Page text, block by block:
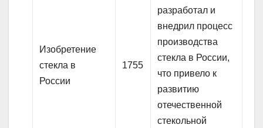
Изобретение
стекла в
России
1755
разработал и
внедрил процесс
производства
стекла в России,
что привело к
развитию
отечественной
стекольной